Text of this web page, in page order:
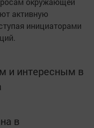
активную
инициаторами
и интересным в
в